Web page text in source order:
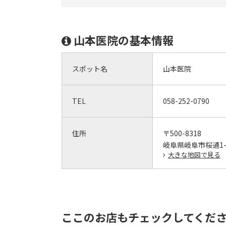
山本医院の基本情報
スポット名 山本医院
TEL 058-252-0790
住所
〒500-8318
岐阜県岐阜市桜通
大きな地図で見る
ここのお店もチェックしてくだ